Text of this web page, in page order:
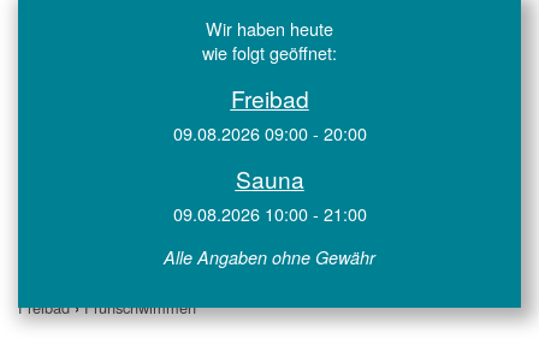
Wir haben heute
wie folgt geöffnet:
Freibad
09.08.2026 09:00 - 20:00
Sauna
09.08.2026 10:00 - 21:00
Alle Angaben ohne Gewähr
Freibad›Frühschwimmen